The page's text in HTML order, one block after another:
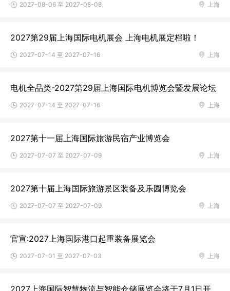
上海
2027-08-06 至 2027-08-08
2027第29届上海国际电机展会 上海电机展定档啦！
上海
2027-07-14 至 2027-07-16
电机全品类-2027第29届上海国际电机博览会暨发展论坛
上海
2027-07-14 至 2027-07-16
2027第十一届上海国际旅游民宿产业博览会
上海
2027-07-07 至 2027-07-09
2027第十届上海国际旅游景区装备及乐园博览会
上海
2027-07-07 至 2027-07-09
官宣:2027上海国际港口起重装备展览会
上海
2027-07-01 至 2027-07-03
2027上海国际智慧物流与智能仓储展览会将于7月1日开